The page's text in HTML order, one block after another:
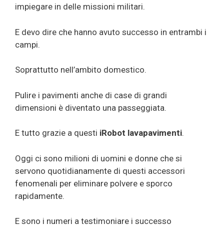
impiegare in delle missioni militari.
E devo dire che hanno avuto successo in entrambi i
campi.
Soprattutto nell’ambito domestico.
Pulire i pavimenti anche di case di grandi
dimensioni è diventato una passeggiata.
E tutto grazie a questi iRobot lavapavimenti.
Oggi ci sono milioni di uomini e donne che si
servono quotidianamente di questi accessori
fenomenali per eliminare polvere e sporco
rapidamente.
E sono i numeri a testimoniare i successo